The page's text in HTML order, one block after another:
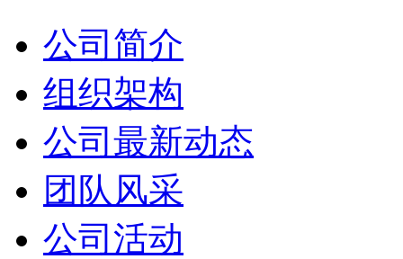
公司简介
组织架构
公司最新动态
团队风采
公司活动